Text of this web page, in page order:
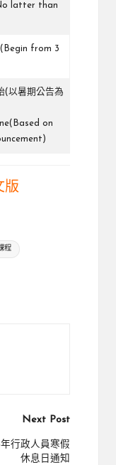
latter than
from 3
(以暑期公告為
on
版
程
Next Post
行政人員寒假
休息日通知